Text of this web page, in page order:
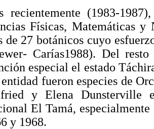
recientemente (1983-
Físicas, Matemáticas
de 27 botánicos cuyo
Carías1988). Del
especial el estado
entidad fueron especies de
y Elena Dunsterville
El Tamá,
y 1968.